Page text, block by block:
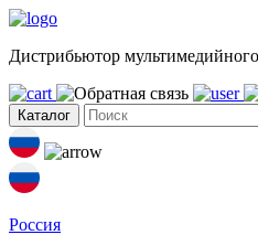
Дистрибьютор
Каталог
Россия